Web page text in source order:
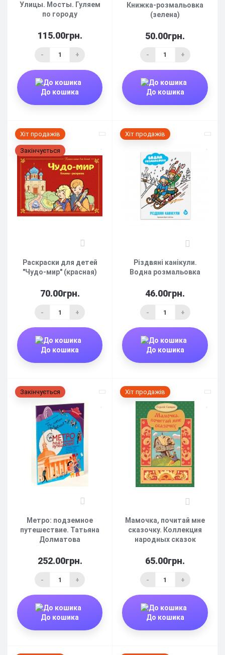
Улицы. Мосты. Гуляем
по городу
115.00грн.
- +
До кошика
Книжка-розмальовка
(зелена)
50.00грн.
- +
До кошика
Хіт продажів
Закінчується
Раскраски для детей
"Чудо-мир" (красная)
70.00грн.
- +
До кошика
Хіт продажів
Різдвяні канікули.
Водна розмальовка
46.00грн.
- +
До кошика
Закінчується
Метро: подземное
путешествие. Татьяна
Долматова
252.00грн.
- +
До кошика
Хіт продажів
Мамочка, почитай мне
сказочку. Коллекция
народных сказок
65.00грн.
- +
До кошика